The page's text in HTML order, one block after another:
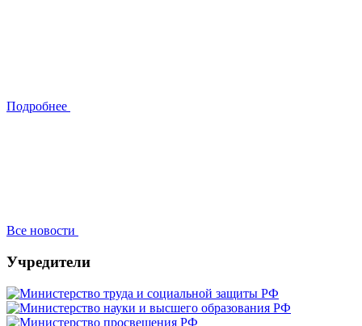
Подробнее
Все новости
Учредители